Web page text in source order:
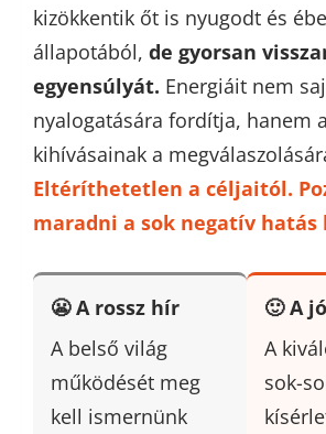
kizökkentik őt is nyugodt és
állapotából, de gyorsan
egyensúlyát. Energiáit nem
nyalogatására fordítja, hanem
kihívásainak a
Eltéríthetetlen a céljaitól.
maradni a sok negatív hatás
😬 A rossz hír
A belső világ
működését meg
kell ismernünk
🙂 A
A
sok-